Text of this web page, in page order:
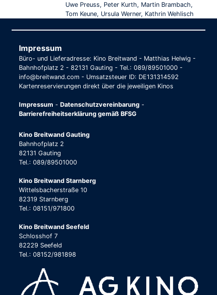
Uwe Preuss, Peter Kurth, Martin Brambach,
Tom Keune, Ursula Werner, Kathrin Wehlisch
Impressum
Büro- und Lieferadresse: Kino Breitwand - Matthias Helwig -
Bahnhofplatz 2 - 82131 Gauting - Tel.: 089/89501000 -
info@breitwand.com - Umsatzsteuer ID: DE131314592
Kartenreservierungen direkt über die jeweiligen Kinos
Impressum - Datenschutzvereinbarung -
Barrierefreiheitserklärung gemäß BFSG
Kino Breitwand Gauting
Bahnhofplatz 2
82131 Gauting
Tel.: 089/89501000
Kino Breitwand Starnberg
Wittelsbacherstraße 10
82319 Starnberg
Tel.: 08151/971800
Kino Breitwand Seefeld
Schlosshof 7
82229 Seefeld
Tel.: 08152/981898